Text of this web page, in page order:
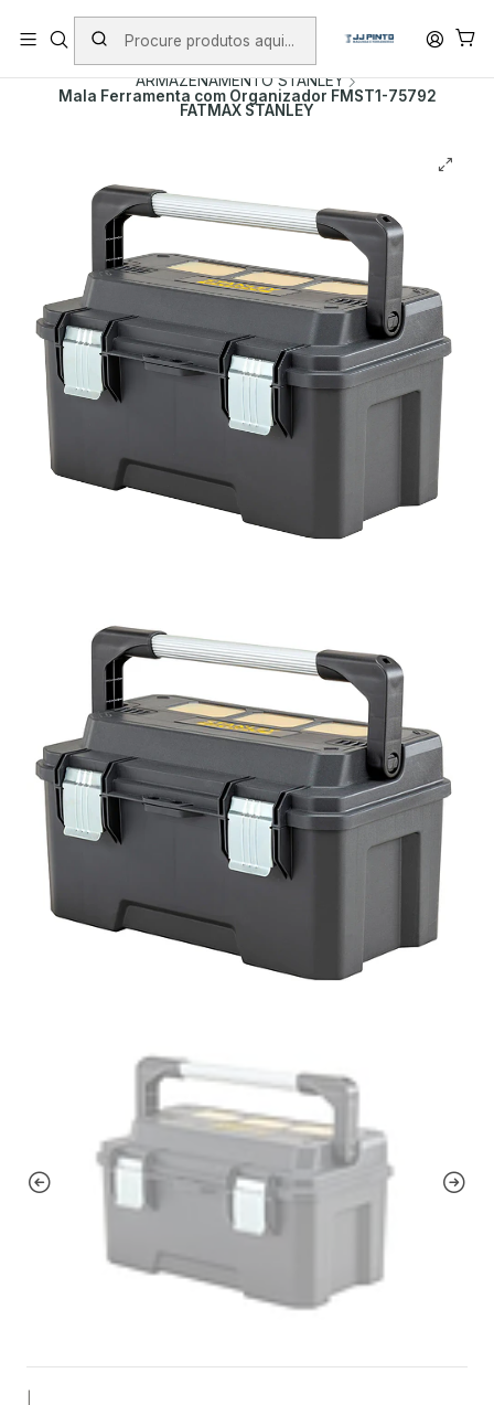
PORTES INCLUÍDOS EM ENCOMENDAS +75€ (excepto ilhas)
Início PRODUTOS
MALAS DE FERRAMENTA
ARMAZENAMENTO STANLEY
Mala Ferramenta com Organizador FMST1-75792
FATMAX STANLEY